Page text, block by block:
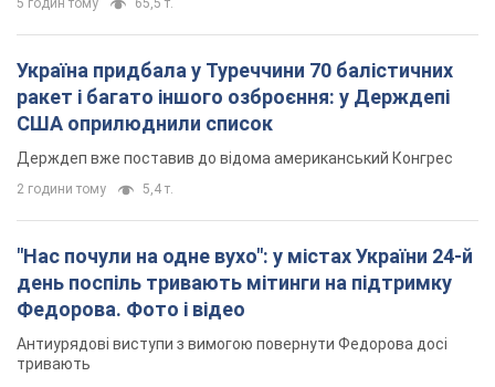
5 годин тому 65,5 т.
Україна придбала у Туреччини 70 балістичних
ракет і багато іншого озброєння: у Держдепі
США оприлюднили список
Держдеп вже поставив до відома американський Конгрес
2 години тому 5,4 т.
"Нас почули на одне вухо": у містах України 24-й
день поспіль тривають мітинги на підтримку
Федорова. Фото і відео
Антиурядові виступи з вимогою повернути Федорова досі
тривають